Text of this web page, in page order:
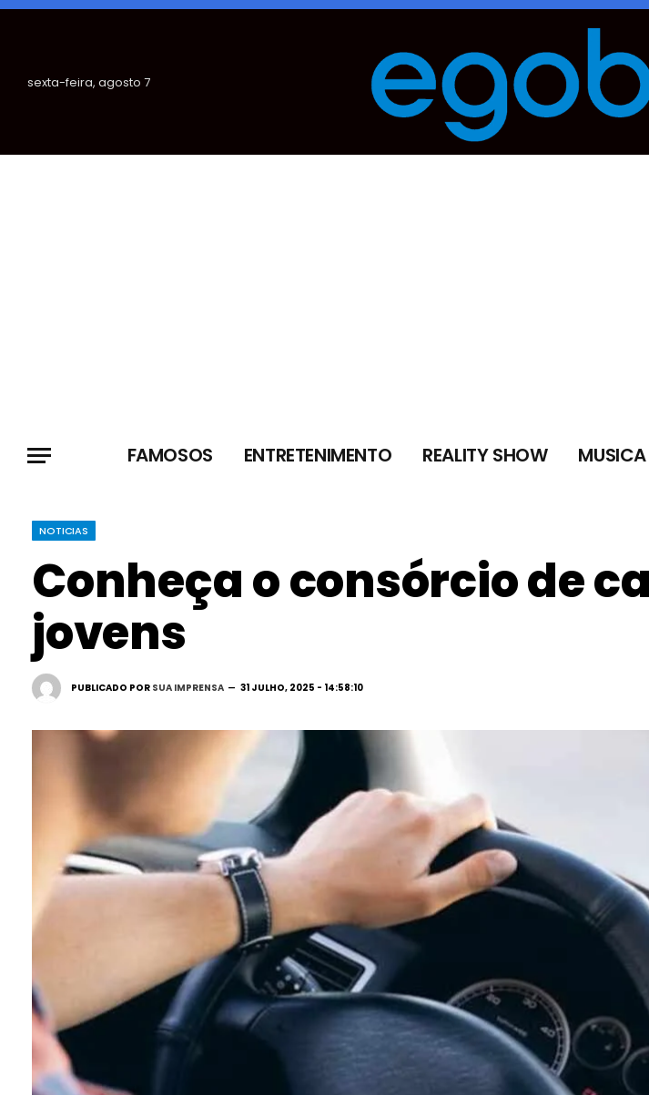
sexta-feira, agosto 7
FAMOSOS ENTRETENIMENTO REALITY SHOW MUSICA
NOTICIAS
Conheça o consórcio de
jovens
PUBLICADO POR SUA IMPRENSA 31 JULHO, 2025 - 14:58:10